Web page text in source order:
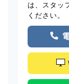
は、スタッ
ください。